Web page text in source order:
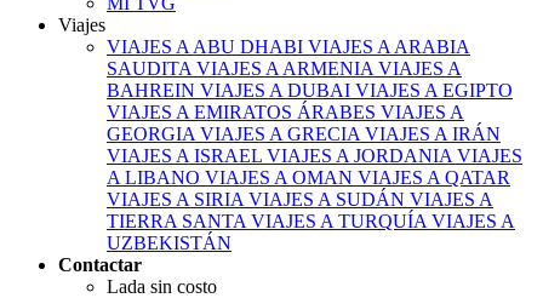
Viajes
VIAJES A ABU DHABI VIAJES A ARABIA
SAUDITA VIAJES A ARMENIA VIAJES A
BAHREIN VIAJES A DUBAI VIAJES A EGIPTO
VIAJES A EMIRATOS ÁRABES VIAJES A
GEORGIA VIAJES A GRECIA VIAJES A IRÁN
VIAJES A ISRAEL VIAJES A JORDANIA VIAJES
A LIBANO VIAJES A OMAN VIAJES A QATAR
VIAJES A SIRIA VIAJES A SUDÁN VIAJES A
TIERRA SANTA VIAJES A TURQUÍA VIAJES A
UZBEKISTÁN
Contactar
Lada sin costo